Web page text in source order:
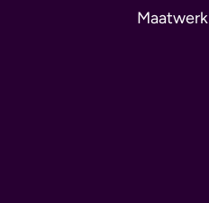
Maatwerk